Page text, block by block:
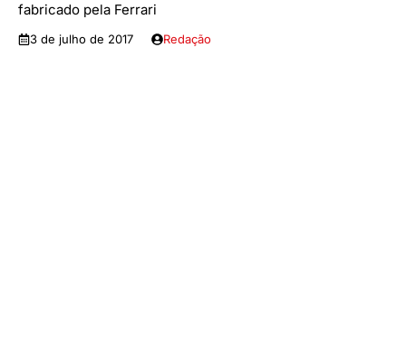
fabricado pela Ferrari
3 de julho de 2017 Redação